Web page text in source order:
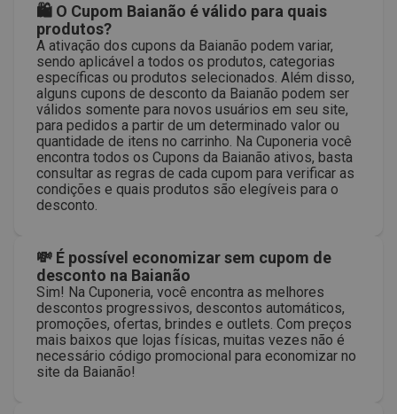
🛍 O Cupom Baianão é válido para quais
produtos?
A ativação dos cupons da Baianão podem variar,
sendo aplicável a todos os produtos, categorias
específicas ou produtos selecionados. Além disso,
alguns cupons de desconto da Baianão podem ser
válidos somente para novos usuários em seu site,
para pedidos a partir de um determinado valor ou
quantidade de itens no carrinho. Na Cuponeria você
encontra todos os Cupons da Baianão ativos, basta
consultar as regras de cada cupom para verificar as
condições e quais produtos são elegíveis para o
desconto.
💸 É possível economizar sem cupom de
desconto na Baianão
Sim! Na Cuponeria, você encontra as melhores
descontos progressivos, descontos automáticos,
promoções, ofertas, brindes e outlets. Com preços
mais baixos que lojas físicas, muitas vezes não é
necessário código promocional para economizar no
site da Baianão!